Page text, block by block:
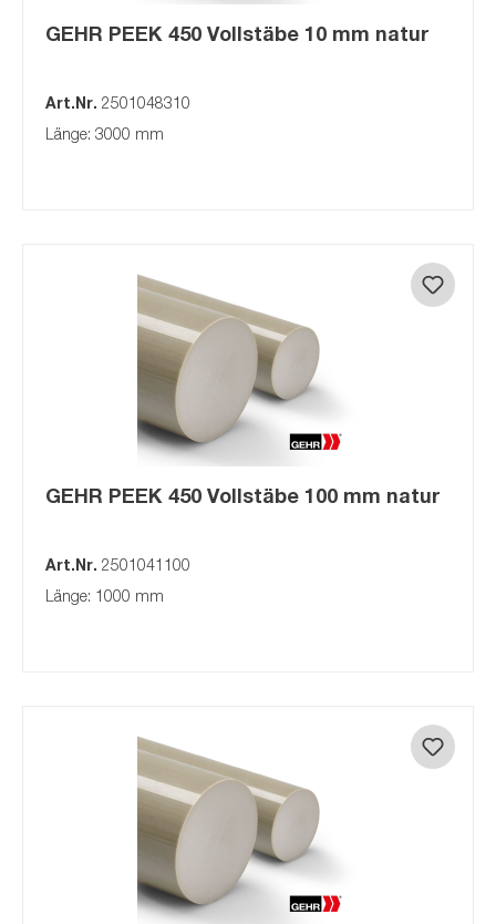
GEHR PEEK 450 Vollstäbe 10 mm natur
Art.Nr. 2501048310
Länge: 3000 mm
GEHR PEEK 450 Vollstäbe 100 mm natur
Art.Nr. 2501041100
Länge: 1000 mm